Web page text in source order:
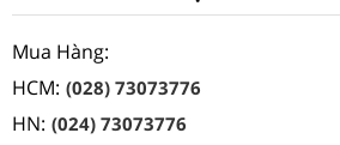
Mua Hàng:
HCM: (028) 73073776
HN: (024) 73073776